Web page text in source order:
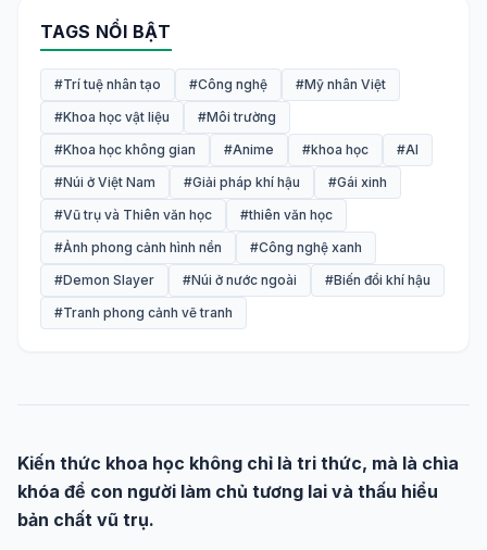
TAGS NỔI BẬT
#Trí tuệ nhân tạo #Công nghệ
#Mỹ nhân Việt
#Khoa học vật liệu
#Môi trường
#Khoa học không gian
#Anime #khoa học
#AI
#Núi ở Việt Nam
#Giải pháp khí hậu
#Gái xinh
#Vũ trụ và Thiên văn học
#thiên văn học
#Ảnh phong cảnh hình nền
#Công nghệ xanh
#Demon Slayer
#Núi ở nước ngoài
#Biến đổi khí hậu
#Tranh phong cảnh vẽ tranh
Kiến thức khoa học không chỉ là tri thức, mà là chìa
khóa để con người làm chủ tương lai và thấu hiểu
bản chất vũ trụ.